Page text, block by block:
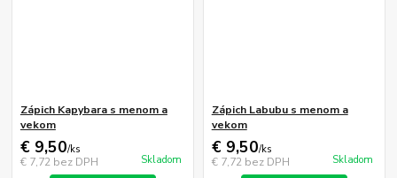
Zápich Kapybara s menom a
vekom
€ 9,50/ks
€ 7,72 bez DPH Skladom
Zápich Labubu s menom a
vekom
€ 9,50/ks
€ 7,72 bez DPH Skladom